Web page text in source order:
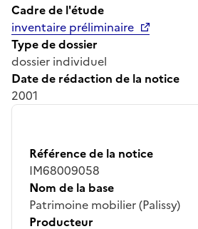
Cadre de l'étude
inventaire préliminaire
Type de dossier
dossier individuel
Date de rédaction de la notice
2001
Référence de la notice
IM68009058
Nom de la base
Patrimoine mobilier (Palissy)
Producteur